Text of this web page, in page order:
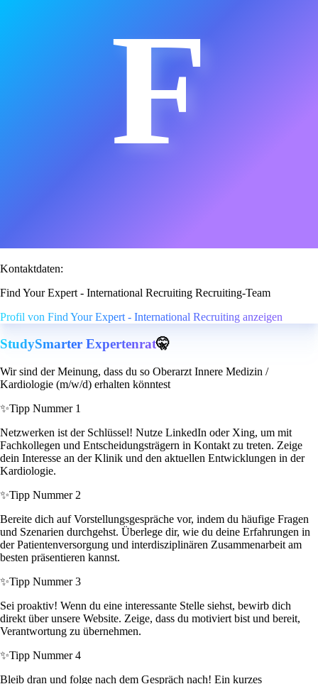
F
Kontaktdaten:
Find Your Expert - International Recruiting Recruiting-Team
Profil von Find Your Expert - International Recruiting anzeigen
StudySmarter Expertenrat🤫
Wir sind der Meinung, dass du so Oberarzt Innere Medizin /
Kardiologie (m/w/d) erhalten könntest
✨Tipp Nummer 1
Netzwerken ist der Schlüssel! Nutze LinkedIn oder Xing, um mit
Fachkollegen und Entscheidungsträgern in Kontakt zu treten. Zeige
dein Interesse an der Klinik und den aktuellen Entwicklungen in der
Kardiologie.
✨Tipp Nummer 2
Bereite dich auf Vorstellungsgespräche vor, indem du häufige Fragen
und Szenarien durchgehst. Überlege dir, wie du deine Erfahrungen in
der Patientenversorgung und interdisziplinären Zusammenarbeit am
besten präsentieren kannst.
✨Tipp Nummer 3
Sei proaktiv! Wenn du eine interessante Stelle siehst, bewirb dich
direkt über unsere Website. Zeige, dass du motiviert bist und bereit,
Verantwortung zu übernehmen.
✨Tipp Nummer 4
Bleib dran und folge nach dem Gespräch nach! Ein kurzes